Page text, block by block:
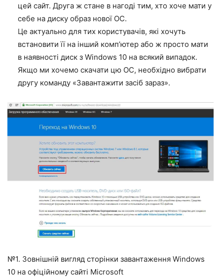
цей сайт. Друга ж стане в нагоді тим, хто хоче мати у
себе на диску образ нової ОС.
Це актуально для тих користувачів, які хочуть
встановити її на інший комп’ютер або ж просто мати
в наявності диск з Windows 10 на всякий випадок.
Якщо ми хочемо скачати цю ОС, необхідно вибрати
другу команду «Завантажити засіб зараз».
№1. Зовнішній вигляд сторінки завантаження Windows
10 на офіційному сайті Microsoft